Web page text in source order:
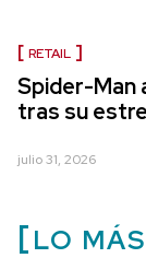
RETAIL
Spider-Man
tras su
julio 31, 2026
LO MÁS